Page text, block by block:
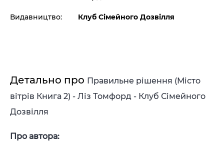
Видавництво: Клуб Сімейного Дозвілля
Детально про Правильне рішення (Місто
вітрів Книга 2) - Ліз Томфорд - Клуб Сімейного
Дозвілля
Про автора: